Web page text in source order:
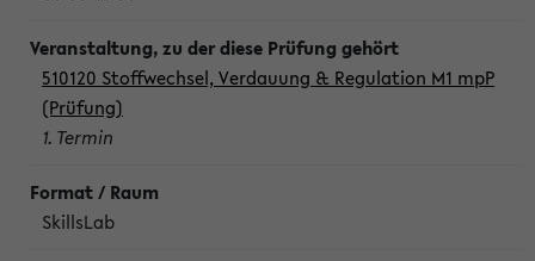
510120 Stoffwechsel, Verdauung & Regulation M1 mpP
(Prüfung)
1. Termin
SkillsLab